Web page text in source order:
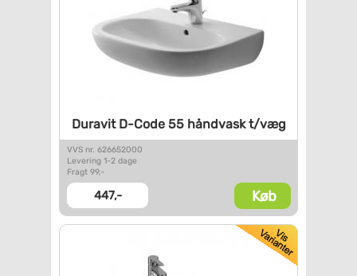
Duravit D-Code 55 håndvaskt/væg
VVS nr. 626652000
Levering 1-2 dage
Fragt 99,-
447,- Køb